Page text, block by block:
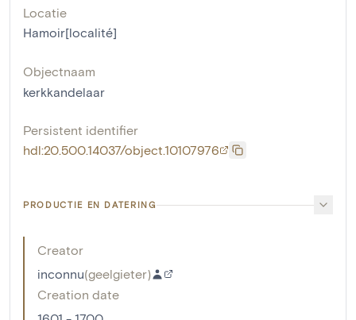
Locatie
Hamoir[localité]
Objectnaam
kerkkandelaar
Persistent identifier
hdl:20.500.14037/object.10107976
PRODUCTIE EN DATERING
Creator
inconnu(geelgieter)
Creation date